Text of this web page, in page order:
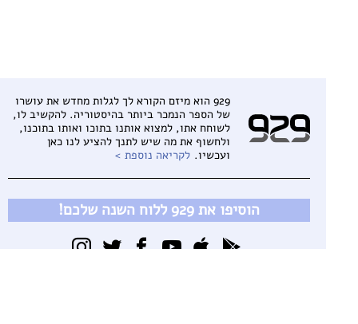
929 הוא מיזם הקורא לך לגלות מחדש את עושרו
של הספר הנמכר ביותר בהיסטוריה. להקשיב לו,
לשוחח אתו, למצוא אותנו בתוכו ואותו בתוכנו,
ולחשוף את מה שיש לתנך להציע לנו כאן
ועכשיו. לקריאה נוספת
הוסיפו את 929 ללוח השנה שלכם!